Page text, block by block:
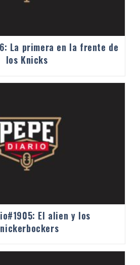
La primera en la frente de
los Knicks
El alien y los